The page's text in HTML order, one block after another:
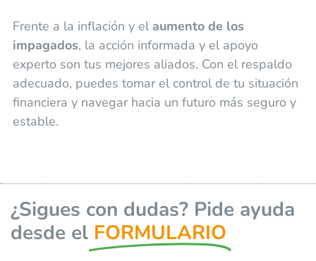
Frente a la inflación y el aumento de los
impagados, la acción informada y el apoyo
experto son tus mejores aliados. Con el respaldo
adecuado, puedes tomar el control de tu situación
financiera y navegar hacia un futuro más seguro y
estable.
¿Sigues con dudas? Pide ayuda
desde el FORMULARIO